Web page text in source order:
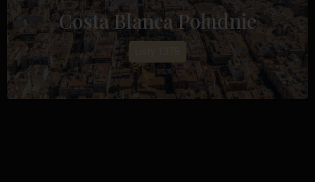
Costa Blanca Południe